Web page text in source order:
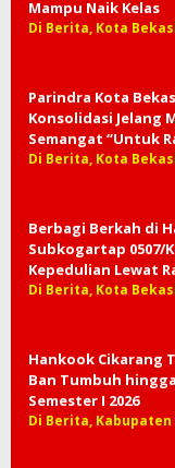
Mampu Naik Kelas
Di Berita, Kota
Parindra Kota
Konsolidasi Jelang
Semangat “Untuk
Di Berita, Kota
Berbagi Berkah di
Subkogartap 0507/
Kepedulian Lewat
Di Berita, Kota
Hankook Cikarang
Ban Tumbuh
Semester I 2026
Di Berita,